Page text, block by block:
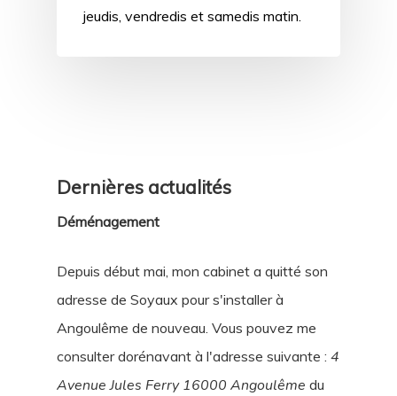
jeudis, vendredis et samedis matin.
Dernières actualités
Déménagement
Depuis début mai, mon cabinet a quitté son
adresse de Soyaux pour s'installer à
Angoulême de nouveau. Vous pouvez me
consulter dorénavant à l'adresse suivante : 4
Avenue Jules Ferry 16000 Angoulême du